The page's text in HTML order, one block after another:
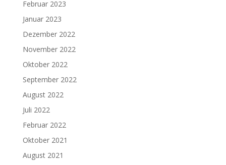
Februar 2023
Januar 2023
Dezember 2022
November 2022
Oktober 2022
September 2022
August 2022
Juli 2022
Februar 2022
Oktober 2021
August 2021